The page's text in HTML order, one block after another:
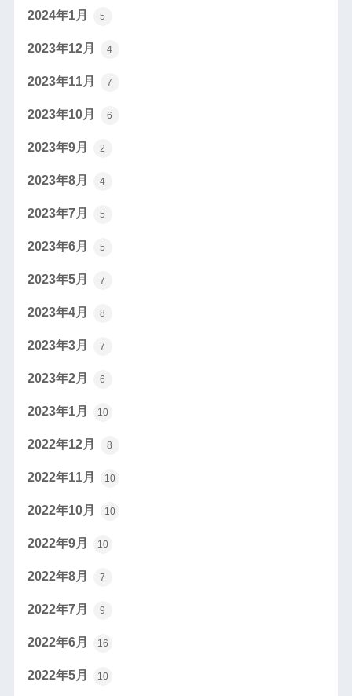
2024年1月 5
2023年12月 4
2023年11月 7
2023年10月 6
2023年9月 2
2023年8月 4
2023年7月 5
2023年6月 5
2023年5月 7
2023年4月 8
2023年3月 7
2023年2月 6
2023年1月 10
2022年12月 8
2022年11月 10
2022年10月 10
2022年9月 10
2022年8月 7
2022年7月 9
2022年6月 16
2022年5月 10